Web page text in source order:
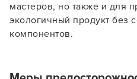
мастеров, но также и для
экологичный продукт без
компонентов.